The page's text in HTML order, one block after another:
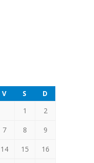
V S
D
1
2
7 8 9
14 15 16